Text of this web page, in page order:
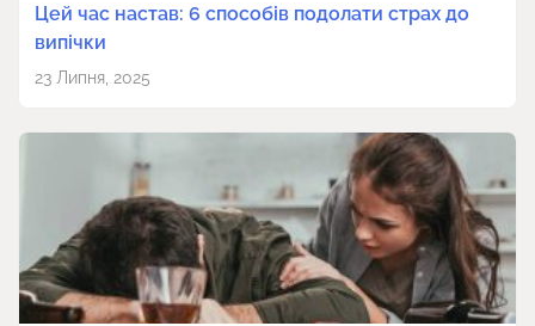
Цей час настав: 6 способів подолати страх до
випічки
23 Липня, 2025